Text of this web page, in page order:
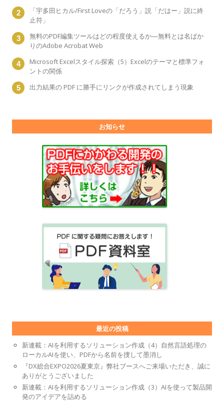
「宇多田ヒカル/First Loveの「だろう」説「だはー」説に終
止符」
無料のPDF編集ツールはどの程度使えるか―無料とは名ばか
りのAdobe Acrobat Web
Microsoft Excelスタイル探索（5）Excelのテーマと標準フォ
ントの関係
出力結果の PDF に勝手にリンクが作成されてしまう現象
お知らせ
最近の投稿
新連載：AIを利用するソリューション作成（4）自然言語処理の
ローカルAIを使い、PDFから名前を捜して墨消し
『DX総合EXPO2026夏東京』弊社ブースへご来場いただき、誠に
ありがとうございました
新連載：AIを利用するソリューション作成（3）AIを使って製品開
発のアイデアを詰める